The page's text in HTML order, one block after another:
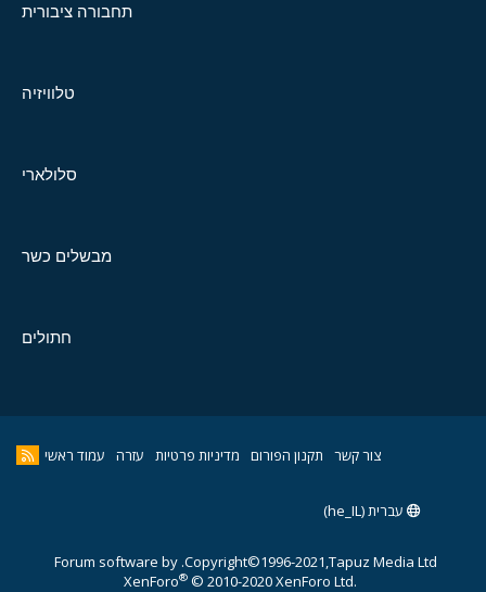
תחבורה ציבורית
טלוויזיה
סלולארי
מבשלים כשר
חתולים
צור קשר תקנון הפורום מדיניות פרטיות עזרה עמוד ראשי
עברית (he_IL)
Copyright©1996-2021,Tapuz Media Ltd.
Forum software by
XenForo® © 2010-2020 XenForo Ltd.